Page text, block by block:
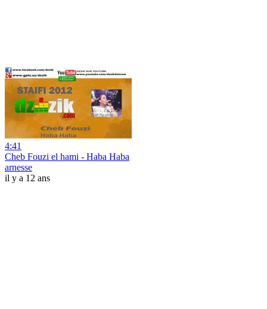
4:41
Cheb Fouzi el hami - Haba Haba
arnesse
il y a 12 ans